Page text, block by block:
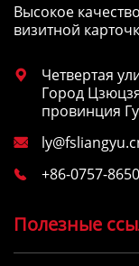
Высокое
визитной

Четвертая
Город
провинция

 +86-0757-
Полезные